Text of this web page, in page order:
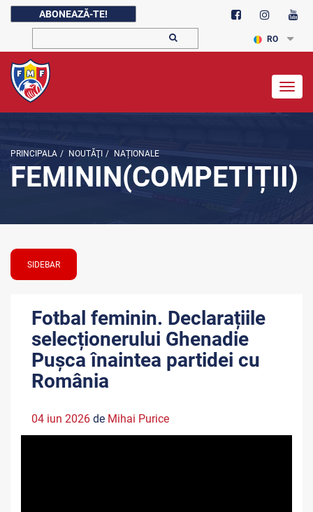
ABONEAZĂ-TE!
RO
PRINCIPALA / NOUTĂŢI / NAȚIONALE
FEMININ(COMPETIȚII)
SIDEBAR
Fotbal feminin. Declarațiile
selecționerului Ghenadie
Pușca înaintea partidei cu
România
04 iun 2026 de Mihai Purice